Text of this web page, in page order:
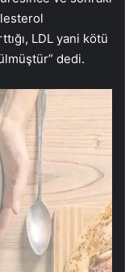
LDL yani kötü
dedi.